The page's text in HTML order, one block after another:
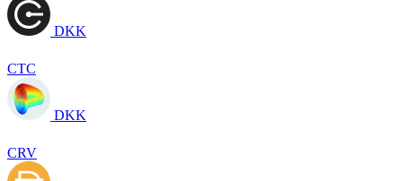
DKK
CTC
DKK
CRV